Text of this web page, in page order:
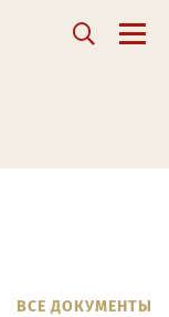
ВСЕ ДОКУМЕНТЫ